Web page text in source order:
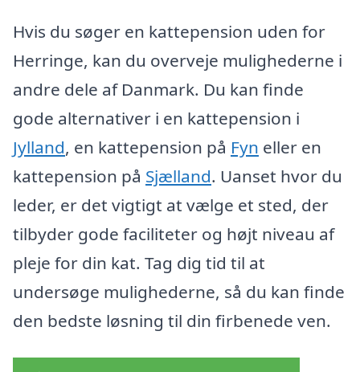
Hvis du søger en kattepension uden for
Herringe, kan du overveje mulighederne i
andre dele af Danmark. Du kan finde
gode alternativer i en kattepension i
Jylland, en kattepension på Fyn eller en
kattepension på Sjælland. Uanset hvor du
leder, er det vigtigt at vælge et sted, der
tilbyder gode faciliteter og højt niveau af
pleje for din kat. Tag dig tid til at
undersøge mulighederne, så du kan finde
den bedste løsning til din firbenede ven.